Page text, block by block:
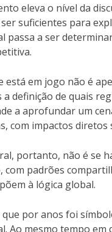
eleva o nível da
suficientes para
passa a ser
está em jogo não é
definição de quais
a aprofundar um
com impactos diretos
portanto, não é se
com padrões
à lógica global.
que por anos foi
Ao mesmo tempo em